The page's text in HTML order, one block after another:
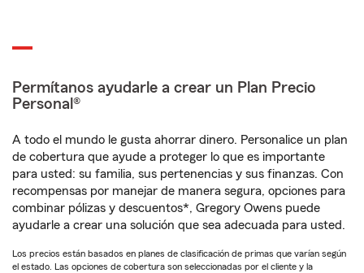
Permítanos ayudarle a crear un Plan Precio
Personal®
A todo el mundo le gusta ahorrar dinero. Personalice un plan
de cobertura que ayude a proteger lo que es importante
para usted: su familia, sus pertenencias y sus finanzas. Con
recompensas por manejar de manera segura, opciones para
combinar pólizas y descuentos*, Gregory Owens puede
ayudarle a crear una solución que sea adecuada para usted.
Los precios están basados en planes de clasificación de primas que varían según
el estado. Las opciones de cobertura son seleccionadas por el cliente y la